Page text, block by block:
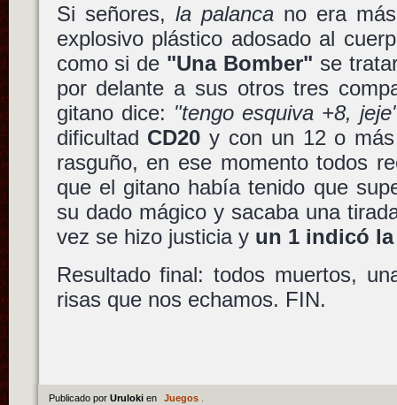
Si señores, la palancano era más
explosivo plástico adosado al
como si de "Una Bomber" se
por delante a sus otros tres
gitano dice: "tengo esquiva +8,
dificultad CD20 y con un 12 o
rasguño, en ese momento todos
que el gitano había tenido que
su dado mágico y sacaba una
vez se hizo justicia y un 1 indicó
Resultado final: todos muertos,
risas que nos echamos. FIN.
Publicado por Uruloki en Juegos.